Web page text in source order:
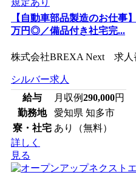
【自動車部品製造のお仕事
万円◎／備品付き社宅完...
株式会社BREXA Next 求人
シルバー求人
給与
月収例290,000円
勤務地
愛知県 知多市
寮・社宅 あり（無料）
詳しく
見る